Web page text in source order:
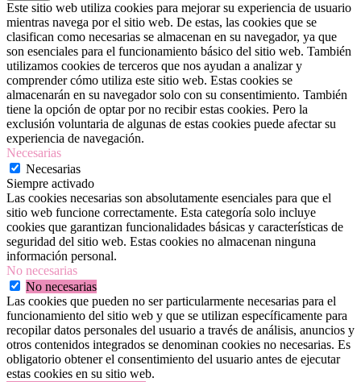
Este sitio web utiliza cookies para mejorar su experiencia de usuario
mientras navega por el sitio web. De estas, las cookies que se
clasifican como necesarias se almacenan en su navegador, ya que
son esenciales para el funcionamiento básico del sitio web. También
utilizamos cookies de terceros que nos ayudan a analizar y
comprender cómo utiliza este sitio web. Estas cookies se
almacenarán en su navegador solo con su consentimiento. También
tiene la opción de optar por no recibir estas cookies. Pero la
exclusión voluntaria de algunas de estas cookies puede afectar su
experiencia de navegación.
Necesarias
Necesarias
Siempre activado
Las cookies necesarias son absolutamente esenciales para que el
sitio web funcione correctamente. Esta categoría solo incluye
cookies que garantizan funcionalidades básicas y características de
seguridad del sitio web. Estas cookies no almacenan ninguna
información personal.
No necesarias
No necesarias
Las cookies que pueden no ser particularmente necesarias para el
funcionamiento del sitio web y que se utilizan específicamente para
recopilar datos personales del usuario a través de análisis, anuncios y
otros contenidos integrados se denominan cookies no necesarias. Es
obligatorio obtener el consentimiento del usuario antes de ejecutar
estas cookies en su sitio web.